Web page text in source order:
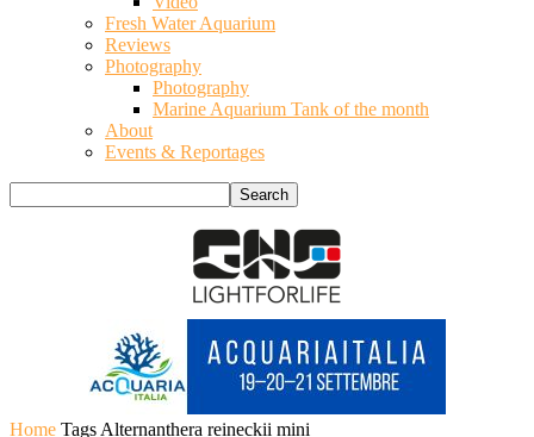
Fresh Water Aquarium
Reviews
Photography
Photography
Marine Aquarium Tank of the month
About
Events & Reportages
Home Tags Alternanthera reineckii mini